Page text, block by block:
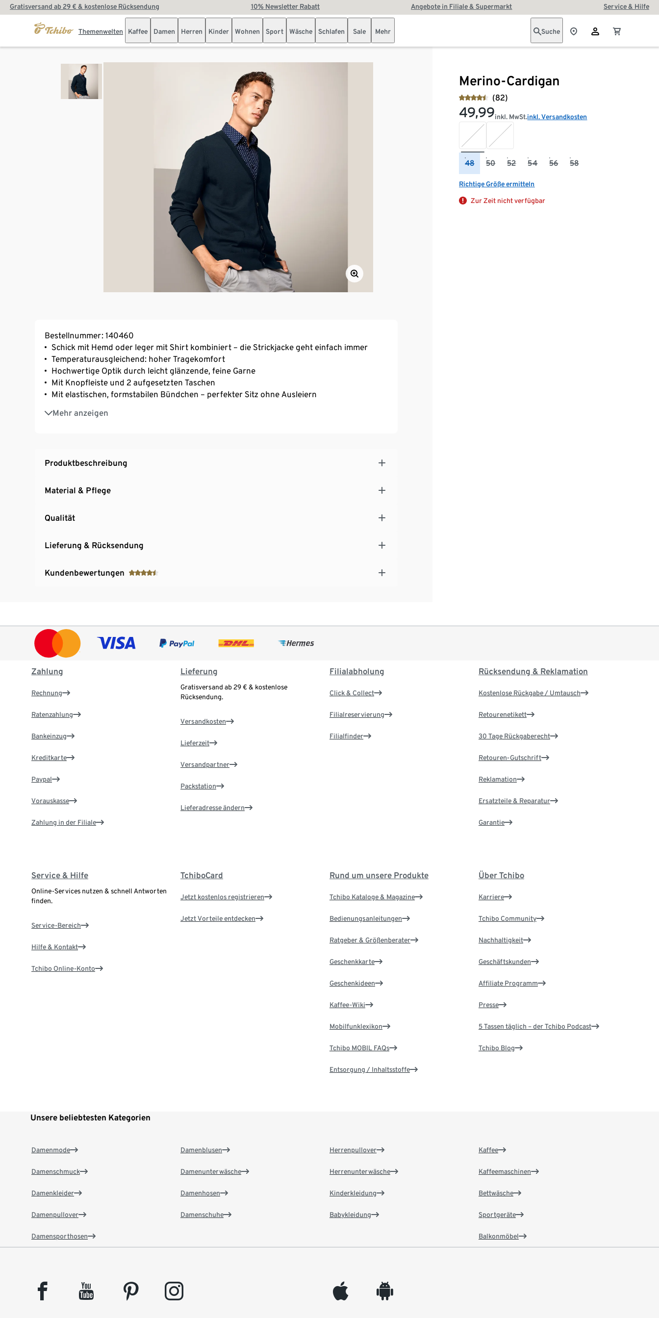
Gratisversand ab 29 € & kostenlose Rücksendung 10% Newsletter Rabatt Angebote in Filiale & Supermarkt Service & Hilfe
Themenwelten Kaffee Damen Herren Kinder Wohnen Sport Wäsche Schlafen Sale Mehr Suche
Merino-Cardigan
(82)
49,99inkl. MwSt.inkl. Versandkosten
48 50 52 54 56 58
Richtige Größe ermitteln
Zur Zeit nicht verfügbar
Bestellnummer: 140460
Schick mit Hemd oder leger mit Shirt kombiniert – die Strickjacke geht einfach immer
Temperaturausgleichend: hoher Tragekomfort
Hochwertige Optik durch leicht glänzende, feine Garne
Mit Knopfleiste und 2 aufgesetzten Taschen
Mit elastischen, formstabilen Bündchen – perfekter Sitz ohne Ausleiern
Mehr anzeigen
Gerader Schnitt für einen bequemen Sitz
Stilvoller Klassiker: ideal als Oberteil für jeden Tag – ob im Büro oder für den Freizeitlook
Produktbeschreibung
Material & Pflege
Qualität
Lieferung & Rücksendung
Kundenbewertungen
Zahlung
Rechnung
Ratenzahlung
Bankeinzug
Kreditkarte
Paypal
Vorauskasse
Zahlung in der Filiale
Lieferung
Gratisversand ab 29 € & kostenlose
Rücksendung.
Versandkosten
Lieferzeit
Versandpartner
Packstation
Lieferadresse ändern
Filialabholung
Click & Collect
Filialreservierung
Filialfinder
Rücksendung & Reklamation
Kostenlose Rückgabe / Umtausch
Retourenetikett
30 Tage Rückgaberecht
Retouren-Gutschrift
Reklamation
Ersatzteile & Reparatur
Garantie
Service & Hilfe
Online-Services nutzen & schnell Antworten
finden.
Service-Bereich
Hilfe & Kontakt
Tchibo Online-Konto
TchiboCard
Jetzt kostenlos registrieren
Jetzt Vorteile entdecken
Rund um unsere Produkte
Tchibo Kataloge & Magazine
Bedienungsanleitungen
Ratgeber & Größenberater
Geschenkkarte
Geschenkideen
Kaffee-Wiki
Mobilfunklexikon
Tchibo MOBIL FAQs
Entsorgung / Inhaltsstoffe
Über Tchibo
Karriere
Tchibo Community
Nachhaltigkeit
Geschäftskunden
Affiliate Programm
Presse
5 Tassen täglich – der Tchibo Podcast
Tchibo Blog
Unsere beliebtesten Kategorien
Damenmode
Damenschmuck
Damenkleider
Damenpullover
Damensporthosen
Damenblusen
Damenunterwäsche
Damenhosen
Damenschuhe
Herrenpullover
Herrenunterwäsche
Kinderkleidung
Babykleidung
Kaffee
Kaffeemaschinen
Bettwäsche
Sportgeräte
Balkonmöbel
facebook youtube pinterest instagram appleinc android